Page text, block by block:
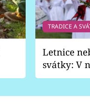
TRADICE A
Letnice
svátky: V
pondělí